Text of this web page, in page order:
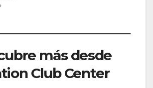
más desde
Club Center